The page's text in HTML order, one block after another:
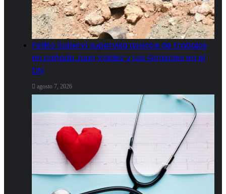
Fellito Suberví supervisa avance de trabajos
en cañada Juan Valdez y Los Girasoles en el
DN
agosto 7, 2026